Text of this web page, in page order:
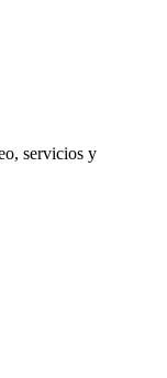
servicios y